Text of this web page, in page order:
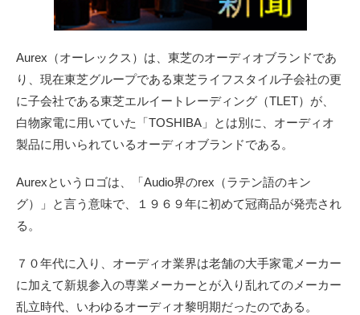
Aurex（オーレックス）は、東芝のオーディオブランドであ
り、現在東芝グループである東芝ライフスタイル子会社の更
に子会社である東芝エルイートレーディング（TLET）が、
白物家電に用いていた「TOSHIBA」とは別に、オーディオ
製品に用いられているオーディオブランドである。
Aurexというロゴは、「Audio界のrex（ラテン語のキン
グ）」と言う意味で、１９６９年に初めて冠商品が発売され
る。
７０年代に入り、オーディオ業界は老舗の大手家電メーカー
に加えて新規参入の専業メーカーとが入り乱れてのメーカー
乱立時代、いわゆるオーディオ黎明期だったのである。